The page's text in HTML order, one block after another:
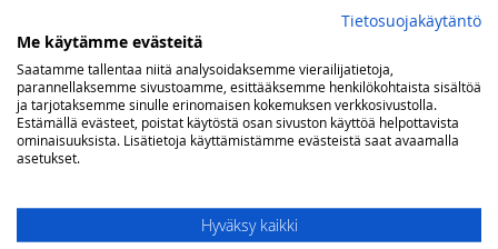
Rating
1
star
2
stars
3
stars
4
stars
5
stars
Nimimerkki
Tietosuojakäytäntö
Me käytämme evästeitä
Saatamme tallentaa niitä analysoidaksemme vierailijatietoja,
parannellaksemme sivustoamme, esittääksemme henkilökohtaista sisältöä
ja tarjotaksemme sinulle erinomaisen kokemuksen verkkosivustolla.
Estämällä evästeet, poistat käytöstä osan sivuston käyttöä helpottavista
ominaisuuksista. Lisätietoja käyttämistämme evästeistä saat avaamalla
asetukset.
Hyväksy kaikki